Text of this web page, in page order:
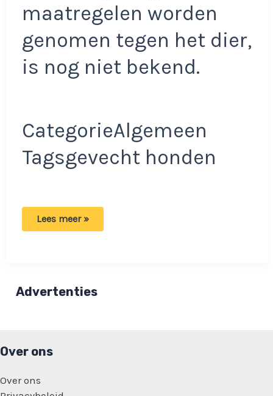
maatregelen worden
genomen tegen het dier,
is nog niet bekend.
CategorieAlgemeen
Tagsgevecht honden
Hondenruzie
Lees meer »
Advertenties
Over ons
Over ons